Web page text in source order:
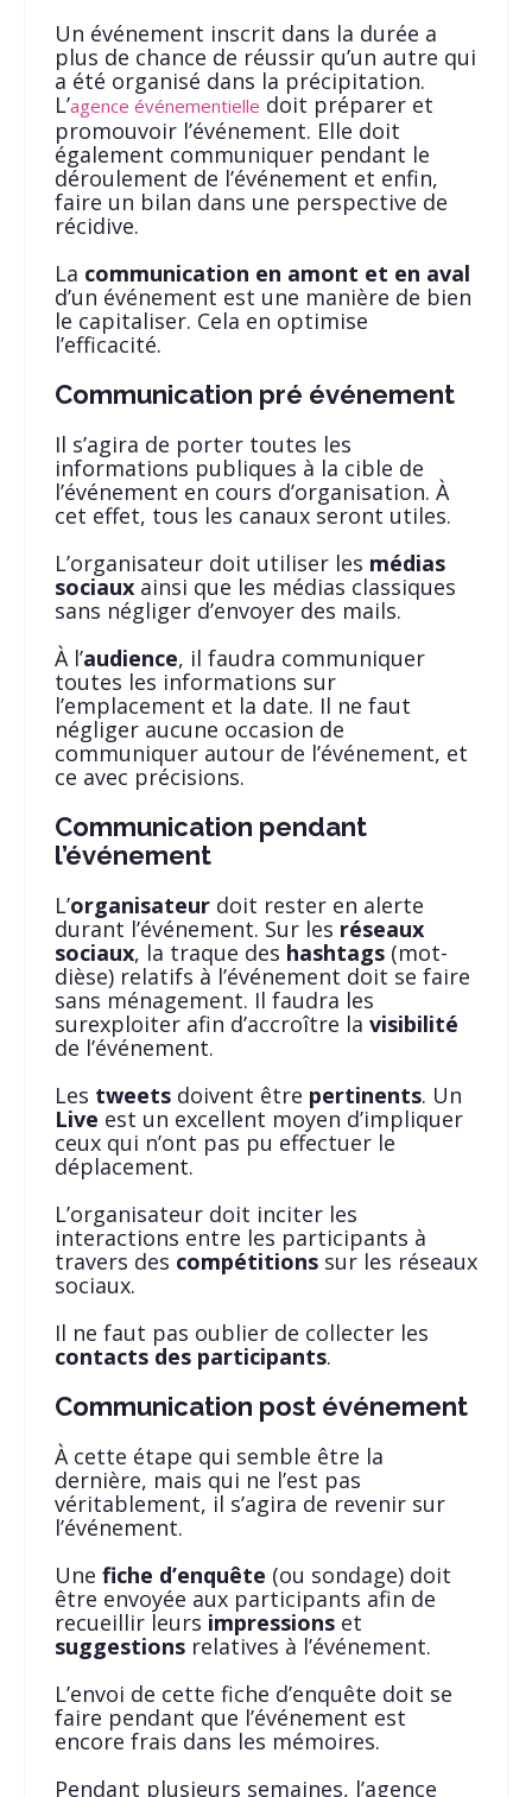
Un événement inscrit dans la durée a
plus de chance de réussir qu’un autre qui
a été organisé dans la précipitation.
L’agence événementielle doit préparer et
promouvoir l’événement. Elle doit
également communiquer pendant le
déroulement de l’événement et enfin,
faire un bilan dans une perspective de
récidive.
La communication en amont et en aval
d’un événement est une manière de bien
le capitaliser. Cela en optimise
l’efficacité.
Communication pré événement
Il s’agira de porter toutes les
informations publiques à la cible de
l’événement en cours d’organisation. À
cet effet, tous les canaux seront utiles.
L’organisateur doit utiliser les médias
sociauxainsi que les médias classiques
sans négliger d’envoyer des mails.
À l’audience, il faudra communiquer
toutes les informations sur
l’emplacement et la date. Il ne faut
négliger aucune occasion de
communiquer autour de l’événement, et
ce avec précisions.
Communication pendant
l’événement
L’organisateurdoit rester en alerte
durant l’événement. Sur les réseaux
sociaux, la traque des hashtags(mot-
dièse) relatifs à l’événement doit se faire
sans ménagement. Il faudra les
surexploiter afin d’accroître la visibilité
de l’événement.
Les tweetsdoivent être pertinents. Un
Live est un excellent moyen d’impliquer
ceux qui n’ont pas pu effectuer le
déplacement.
L’organisateur doit inciter les
interactions entre les participants à
travers des compétitionssur les réseaux
sociaux.
Il ne faut pas oublier de collecter les
contacts des participants.
Communication post événement
À cette étape qui semble être la
dernière, mais qui ne l’est pas
véritablement, il s’agira de revenir sur
l’événement.
Une fiche d’enquête (ou sondage) doit
être envoyée aux participants afin de
recueillir leurs impressionset
suggestionsrelatives à l’événement.
L’envoi de cette fiche d’enquête doit se
faire pendant que l’événement est
encore frais dans les mémoires.
Pendant plusieurs semaines, l’agence